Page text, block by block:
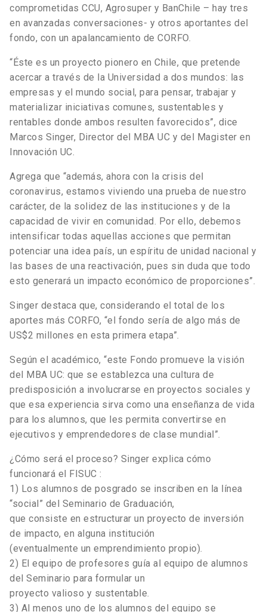
comprometidas CCU, Agrosuper y BanChile – hay tres
en avanzadas conversaciones- y otros aportantes del
fondo, con un apalancamiento de CORFO.
“Éste es un proyecto pionero en Chile, que pretende
acercar a través de la Universidad a dos mundos: las
empresas y el mundo social, para pensar, trabajar y
materializar iniciativas comunes, sustentables y
rentables donde ambos resulten favorecidos”, dice
Marcos Singer, Director del MBA UC y del Magister en
Innovación UC.
Agrega que “además, ahora con la crisis del
coronavirus, estamos viviendo una prueba de nuestro
carácter, de la solidez de las instituciones y de la
capacidad de vivir en comunidad. Por ello, debemos
intensificar todas aquellas acciones que permitan
potenciar una idea país, un espíritu de unidad nacional y
las bases de una reactivación, pues sin duda que todo
esto generará un impacto económico de proporciones”.
Singer destaca que, considerando el total de los
aportes más CORFO, “el fondo sería de algo más de
US$2 millones en esta primera etapa”.
Según el académico, “este Fondo promueve la visión
del MBA UC: que se establezca una cultura de
predisposición a involucrarse en proyectos sociales y
que esa experiencia sirva como una enseñanza de vida
para los alumnos, que les permita convertirse en
ejecutivos y emprendedores de clase mundial”.
¿Cómo será el proceso? Singer explica cómo
funcionará el FISUC :
1) Los alumnos de posgrado se inscriben en la línea
“social” del Seminario de Graduación,
que consiste en estructurar un proyecto de inversión
de impacto, en alguna institución
(eventualmente un emprendimiento propio).
2) El equipo de profesores guía al equipo de alumnos
del Seminario para formular un
proyecto valioso y sustentable.
3) Al menos uno de los alumnos del equipo se